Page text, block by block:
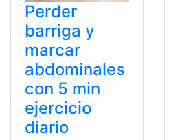
Perder
barriga y
marcar
abdominales
con 5 min
ejercicio
diario